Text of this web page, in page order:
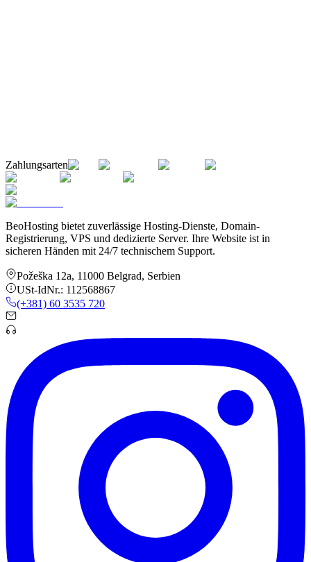
Zahlungsarten
BeoHosting bietet zuverlässige Hosting-Dienste, Domain-
Registrierung, VPS und dedizierte Server. Ihre Website ist in
sicheren Händen mit 24/7 technischem Support.
Požeška 12a, 11000 Belgrad, Serbien
USt-IdNr.: 112568867
(+381) 60 3535 720